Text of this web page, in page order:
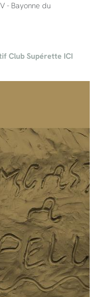
- Bayonne du
Club Supérette ICI